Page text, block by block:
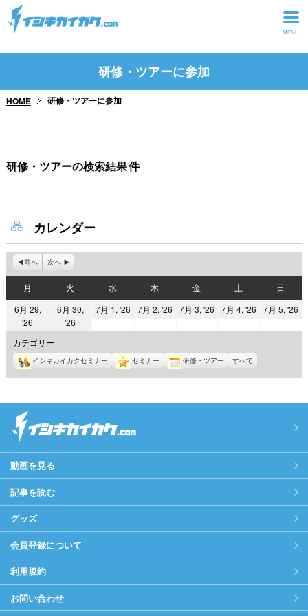
トップページ
研修・ツアーに参加
研修・ツアーに参加
HOME 研修・ツアーに参加
研修・ツアーの検索結果件
カレンダー
前へ 次へ
月
曜
日
火
曜
日
水水
曜
日
木
曜
日
金金
曜
日
土
曜
日
日
曜
日
6月 29,
'26
年
6
月
29
6月 30,
'26
6
月
30
7月 1, '262026
月
1
日
7月 2, '26
2026
月
2
日
7月 3, '26
2026
月
日
7月 4, '26
2026
月
日
7月 5, '26
日
カテゴリー
イシキカイカクセミナー セミナー 研修・ツアー すべて
動画を見る
記事を読む
グッズ
会員登録について
利用規約
お問い合わせ